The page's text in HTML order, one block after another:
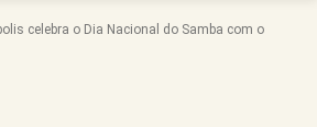
celebra o Dia Nacional do Samba com o